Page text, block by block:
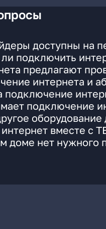
доступны на
подключить
предлагают
интернета и
подключение
подключение
вместе с
доме нет нужного